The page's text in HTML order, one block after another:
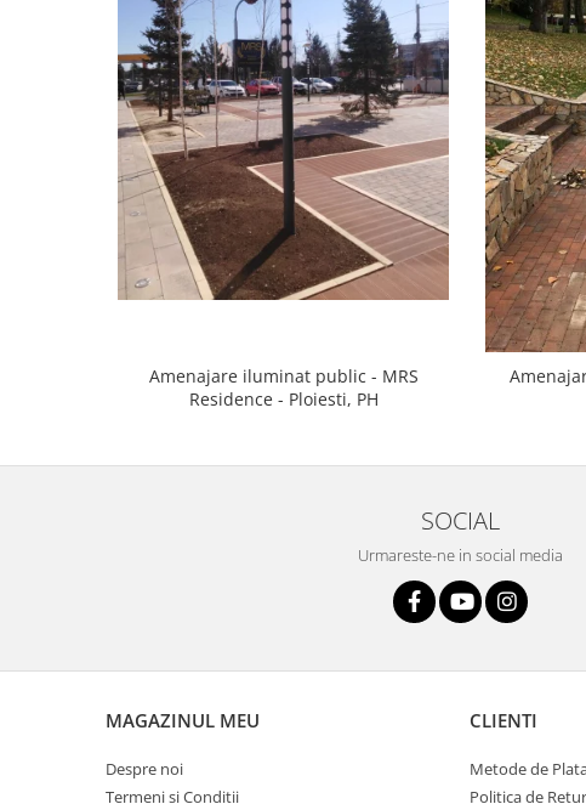
Amenajare iluminat public - MRS
Residence - Ploiesti, PH
SOCIAL
Urmareste-ne in social media
MAGAZINUL MEU
Despre noi
Termeni si Conditii
CLIENTI
Metode de
Politica de Retur